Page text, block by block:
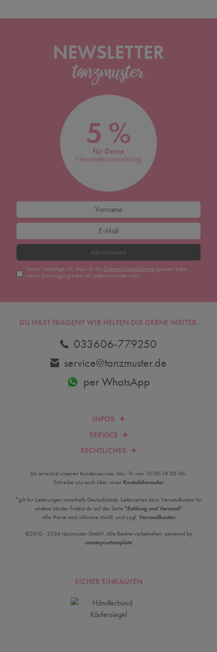
NEWSLETTER
5 %
für Deine
Newsletteranmeldung
Abonnieren
Hiermit bestätige ich, dass ich die Daten­schutz­erklärunggelesen habe.
Meine Einwilligung kann ich jederzeit widerrufen.
INFOS
SERVICE
RECHTLICHES
DU HAST FRAGEN? WIR HELFEN DIR GERNE WEITER.
033606-779250
service@tanzmuster.de
per WhatsApp
Du erreichst unseren Kundenservice: Mo.- Fr. von 10.00-18.00 Uhr
Schreibe uns auch über unser Kontaktformular
*gilt für Lieferungen innerhalb Deutschlands. Lieferzeiten bzw. Versandkosten für
andere Länder findest du auf der Seite "Zahlung und Versand"
Alle Preise sind inklusive MwSt. und zzgl. Versandkosten
©2010 - 2026 tanzmuster GmbH. Alle Rechte vorbehalten. powered by
createyourtemplate
SICHER EINKAUFEN